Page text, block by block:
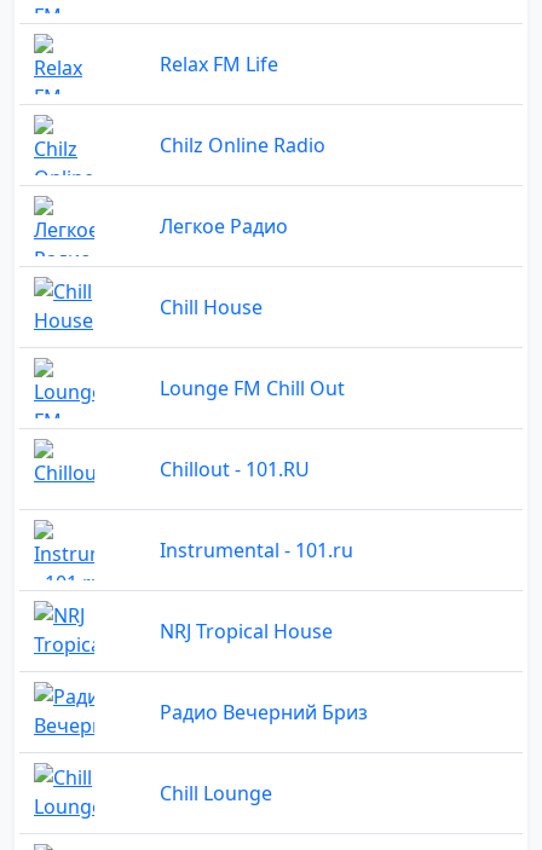
Relax FM Life
Chilz Online Radio
Легкое Радио
Chill House
Lounge FM Chill Out
Chillоut - 101.RU
Instrumental - 101.ru
NRJ Tropical House
Радио Вечерний Бриз
Chill Lounge